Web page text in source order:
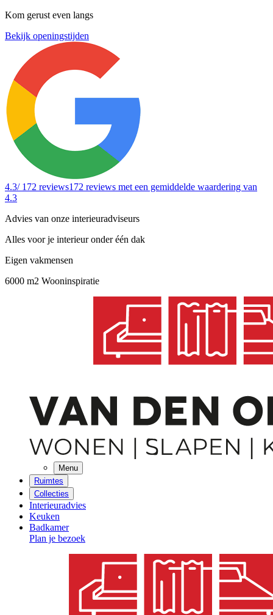
Kom gerust even langs
Bekijk openingstijden
4.3/ 172 reviews172 reviews met een gemiddelde waardering van
4.3
Advies van onze interieuradviseurs
Alles voor je interieur onder één dak
Eigen vakmensen
6000 m2 Wooninspiratie
Menu
Ruimtes
Collecties
Interieuradvies
Keuken
Badkamer
Plan je bezoek